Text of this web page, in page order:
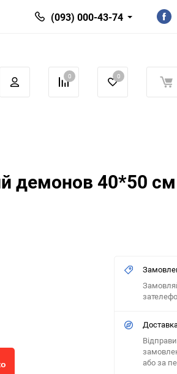
(093) 000-43-74
0 0
демонов 40*50
або за